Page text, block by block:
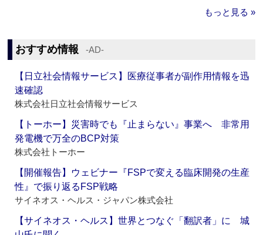
もっと見る »
おすすめ情報 ‐AD‐
【日立社会情報サービス】医療従事者が副作用情報を迅
速確認
株式会社日立社会情報サービス
【トーホー】災害時でも『止まらない』事業へ 非常用
発電機で万全のBCP対策
株式会社トーホー
【開催報告】ウェビナー『FSPで変える臨床開発の生産
性』で振り返るFSP戦略
サイネオス・ヘルス・ジャパン株式会社
【サイネオス・ヘルス】世界とつなぐ「翻訳者」に 城